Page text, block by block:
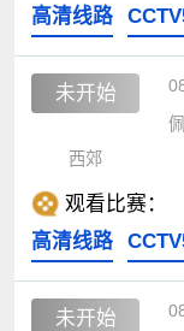
高清线路
未开始
西郊
观看比赛：
高清线路
未开始